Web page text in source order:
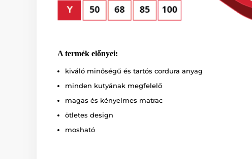
A termék előnyei:
kiváló minőségű és tartós cordura anyag
minden kutyának megfelelő
magas és kényelmes matrac
ötletes design
mosható